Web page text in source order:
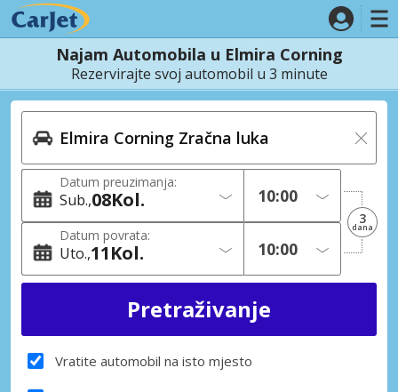
Najam Automobila u Elmira Corning
Rezervirajte svoj automobil u 3 minute
Datum preuzimanja:
Sub. 08Kol.
Datum povrata:
Uto. 11Kol.
3
dana
Vratite automobil na isto mjesto